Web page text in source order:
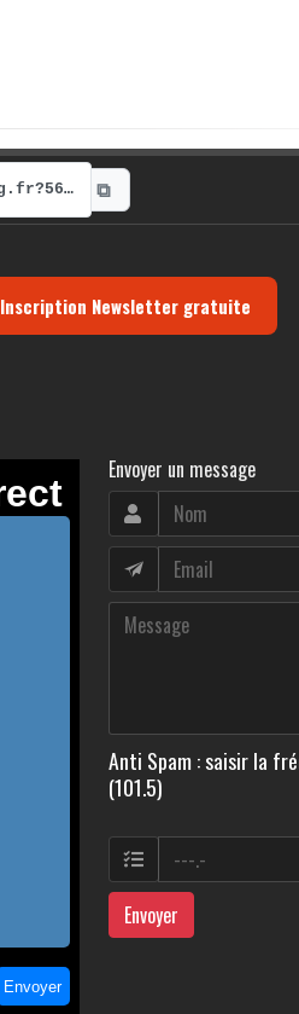
https://radio-g.fr?5650 ⧉
Inscription Newsletter gratuite
Envoyer un message
Anti Spam : saisir la
(101.5)
Envoyer